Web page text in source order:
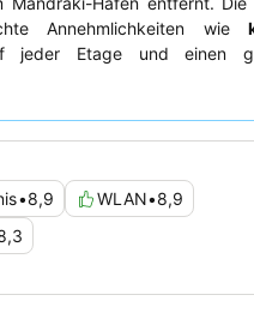
Annehmlichkeiten wie
jeder Etage und einen
und das Gastropub des
eines Zimmers mitBalkon
•8,9 WLAN•8,9